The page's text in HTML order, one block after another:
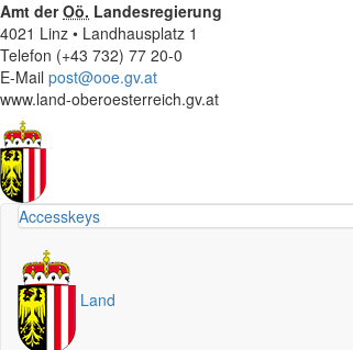
Amt derOö. Landesregierung
4021 Linz • Landhausplatz 1
Telefon (+43 732) 77 20-0
E-Mail post@ooe.gv.at
www.land-oberoesterreich.gv.at
Accesskeys
Land